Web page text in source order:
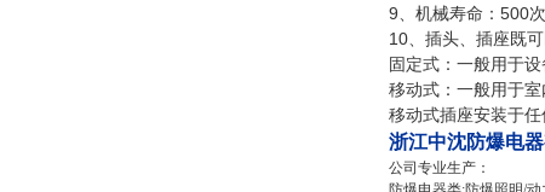
9、机械寿命：500次
10、插头、插座既
固定式：一般用于设
移动式：一般用于
移动式插座安装于任
浙江中沈防爆电
公司专业生产：